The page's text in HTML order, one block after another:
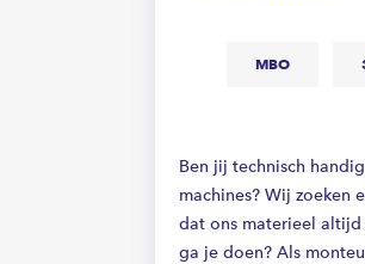
MBO
Ben jij technisch
machines? Wij zoeken
dat ons materieel altijd
ga je doen? Als